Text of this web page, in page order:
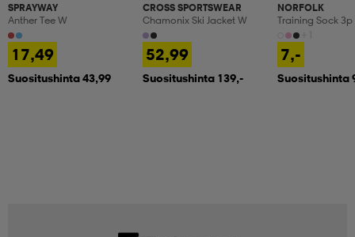
SPRAYWAY
Anther Tee W
17,49
Suositushinta 43,99
CROSS SPORTSWEAR
Chamonix Ski Jacket W
52,99
Suositushinta 139,-
NORFOLK
Training Sock 3p
7,-
Suositushinta